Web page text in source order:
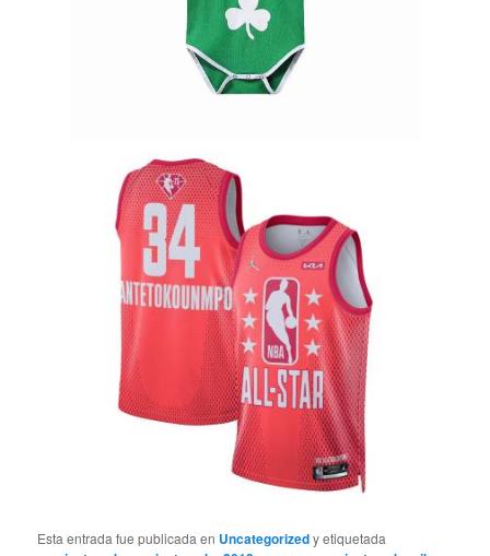
Esta entrada fue publicada en Uncategorizedy etiquetada